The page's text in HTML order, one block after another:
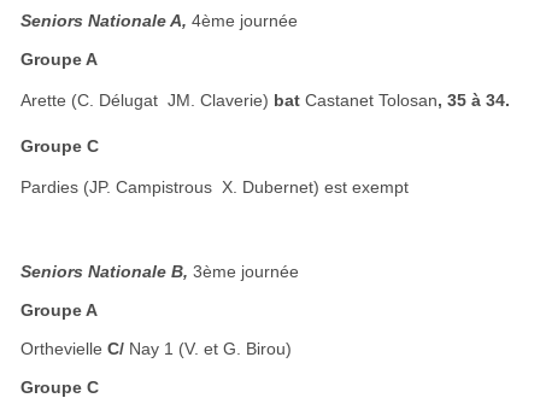
Seniors Nationale A, 4ème journée
Groupe A
Arette (C. Délugat  JM. Claverie) batCastanet Tolosan, 35 à 34.
Groupe C
Pardies (JP. Campistrous  X. Dubernet) est exempt
Seniors Nationale B, 3ème journée
Groupe A
Orthevielle C/ Nay 1 (V. et G. Birou)
Groupe C